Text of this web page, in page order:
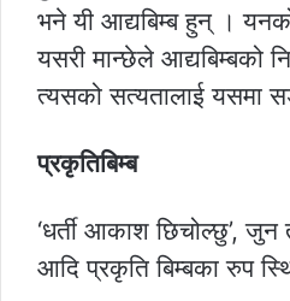
भने यी आद्यबिम्ब हुन् ।
यसरी मान्छेले आद्यबिम्बको
त्यसको सत्यतालाई यसमा
प्रकृतिबिम्ब
‘धर्ती आकाश छिचोल्छु’, जुन
आदि प्रकृति बिम्बका रुप